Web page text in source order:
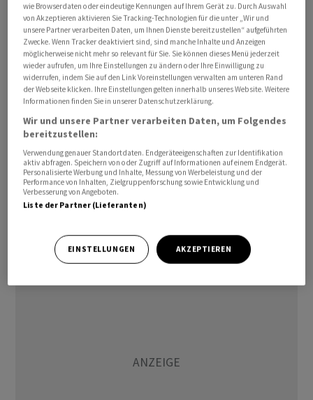
Der Bund hat laut "Handelsblatt" zugesagt, den
Fabrikbau mit fünf Milliarden Euro zu unterstützen,
und zwar aus dem Klima- und Transformationsfonds
(KTF) des Bundes. TSMC will in Dresden demnach
vornehmlich Chips für die Automobilindustrie
produzieren. Aus Kreisen der Bundesregierung hiess es,
die Ansiedlung von TSMC sei ein enorm wichtiges
Zeichen.
Sobald der TSMC-Vorstand grünes Licht gegeben hat,
könnte das Unternehmen mit der Bundesregierung eine
Absichtserklärung über die Förderung unterschreiben.
müsste dann die EU-Kommission treffen./hrz/DP/stw
wie Browserdaten oder eindeutige Kennungen auf Ihrem Gerät zu. Durch Auswahl
von Akzeptieren aktivieren Sie Tracking-Technologien für die unter „Wir und
unsere Partner verarbeiten Daten, um Ihnen Dienste bereitzustellen“ aufgeführten
Zwecke. Wenn Tracker deaktiviert sind, sind manche Inhalte und Anzeigen
möglicherweise nicht mehr so relevant für Sie. Sie können dieses Menü jederzeit
wieder aufrufen, um Ihre Einstellungen zu ändern oder Ihre Einwilligung zu
widerrufen, indem Sie auf den Link Voreinstellungen verwalten am unteren Rand
der Webseite klicken. Ihre Einstellungen gelten innerhalb unseres Website. Weitere
Informationen finden Sie in unserer Datenschutzerklärung.
Wir und unsere Partner verarbeiten Daten, um Folgendes
bereitzustellen:
Verwendung genauer Standortdaten. Endgeräteeigenschaften zur Identifikation
aktiv abfragen. Speichern von oder Zugriff auf Informationen auf einem Endgerät.
Personalisierte Werbung und Inhalte, Messung von Werbeleistung und der
Performance von Inhalten, Zielgruppenforschung sowie Entwicklung und
Verbesserung von Angeboten.
Liste der Partner (Lieferanten)
EINSTELLUNGEN AKZEPTIEREN